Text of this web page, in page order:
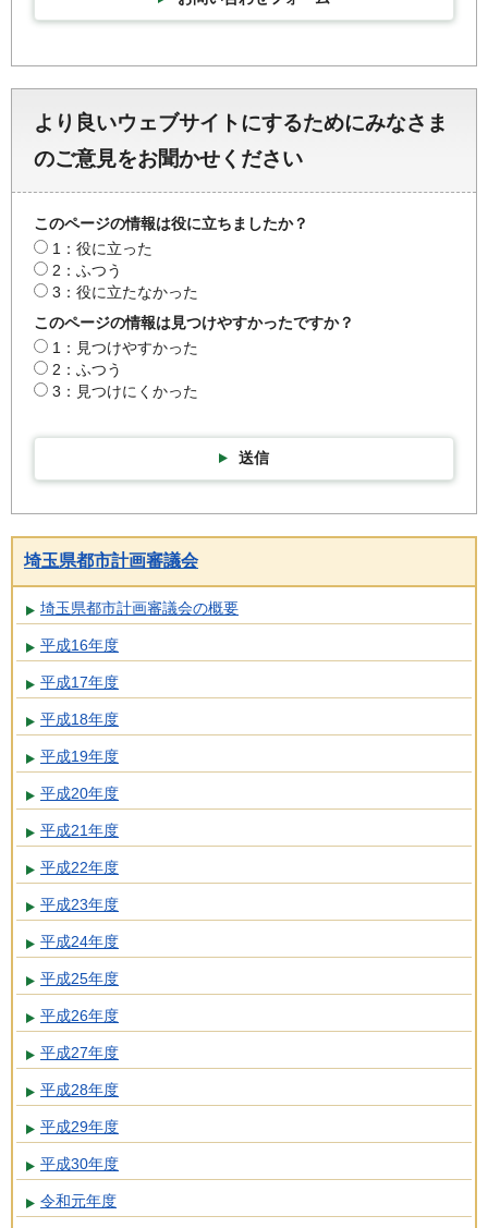
より良いウェブサイトにするためにみなさま
のご意見をお聞かせください
このページの情報は役に立ちましたか？
1：役に立った
2：ふつう
3：役に立たなかった
このページの情報は見つけやすかったですか？
1：見つけやすかった
2：ふつう
3：見つけにくかった
送信
埼玉県都市計画審議会
埼玉県都市計画審議会の概要
平成16年度
平成17年度
平成18年度
平成19年度
平成20年度
平成21年度
平成22年度
平成23年度
平成24年度
平成25年度
平成26年度
平成27年度
平成28年度
平成29年度
平成30年度
令和元年度